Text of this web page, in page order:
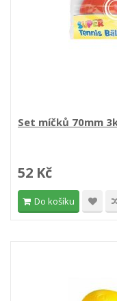
Set míčků 70mm
52 Kč
Do košíku